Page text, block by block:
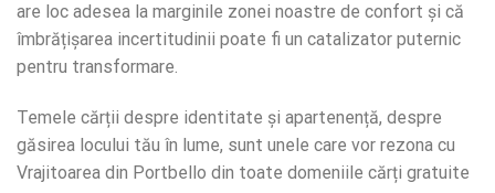
are loc adesea la marginile zonei noastre de confort și că
îmbrățișarea incertitudinii poate fi un catalizator puternic
pentru transformare.
Temele cărții despre identitate și apartenență, despre
găsirea locului tău în lume, sunt unele care vor rezona cu
Vrajitoarea din Portbello din toate domeniile cărți gratuite